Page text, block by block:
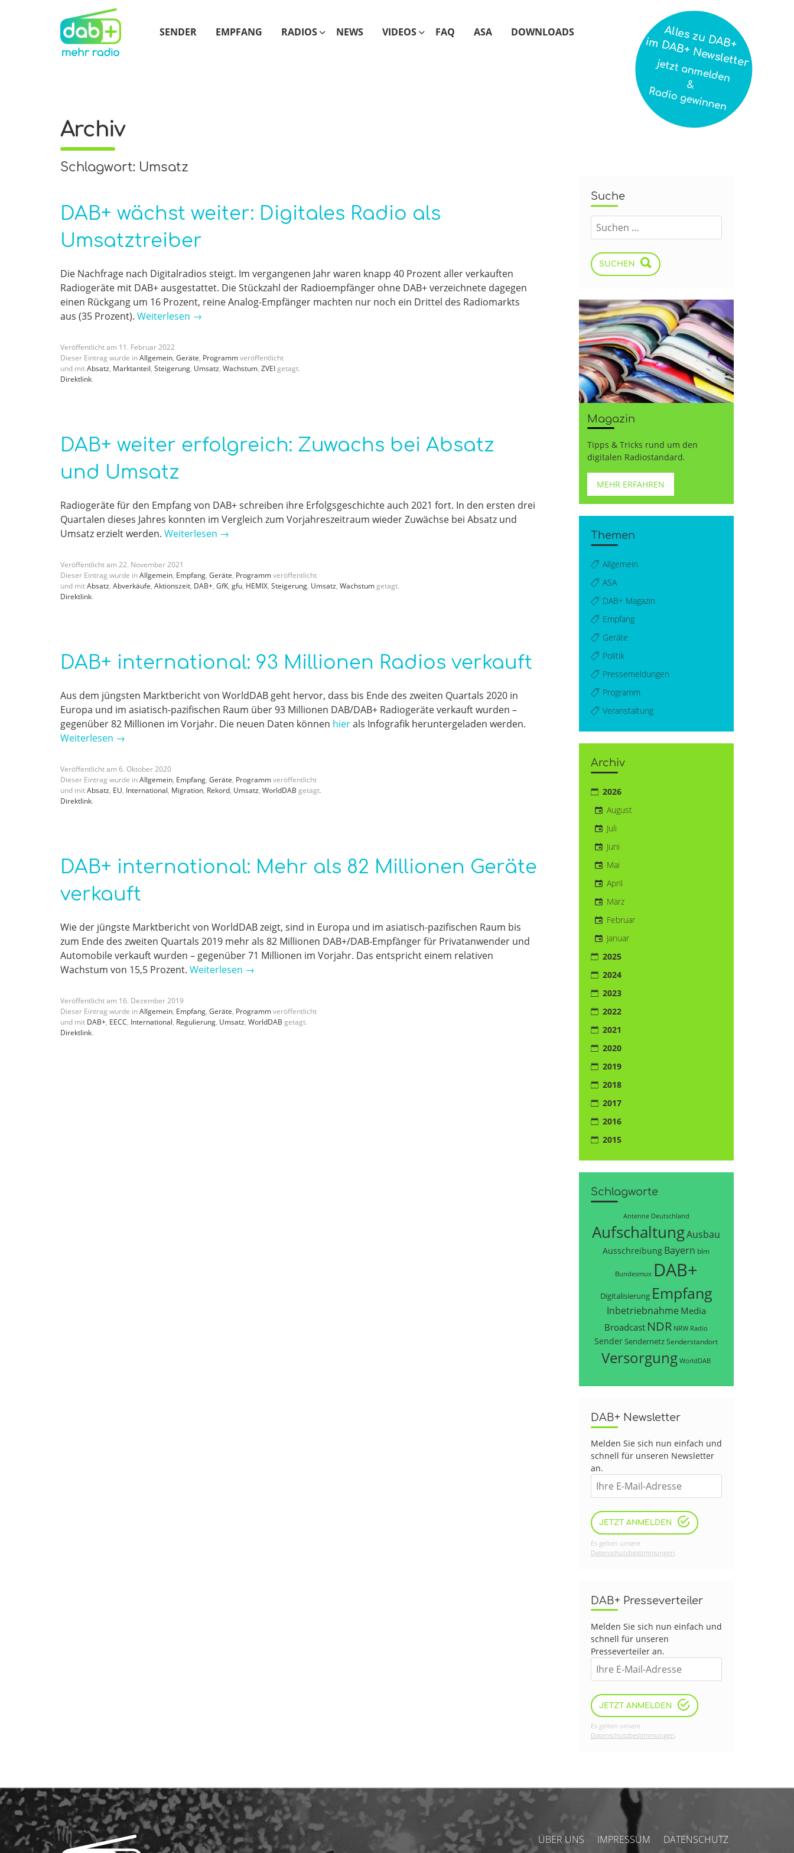
SENDER EMPFANG RADIOS NEWS VIDEOS FAQ ASA DOWNLOADS
Archiv
Schlagwort: Umsatz
DAB+ wächst weiter: Digitales Radio als
Umsatztreiber
Die Nachfrage nach Digitalradios steigt. Im vergangenen Jahr waren knapp 40 Prozent aller verkauften
Radiogeräte mit DAB+ ausgestattet. Die Stückzahl der Radioempfänger ohne DAB+ verzeichnete dagegen
einen Rückgang um 16 Prozent, reine Analog-Empfänger machten nur noch ein Drittel des Radiomarkts
aus (35 Prozent). Weiterlesen →
Veröffentlicht am 11 . Februar2022
Dieser Eintrag wurde inAllgemein, Geräte, Programmveröffentlicht
und mitAbsatz, Marktanteil, Steigerung, Umsatz, Wachstum, ZVEI getagt.
Direktlink.
DAB+ weiter erfolgreich: Zuwachs bei Absatz
und Umsatz
Radiogeräte für den Empfang von DAB+ schreiben ihre Erfolgsgeschichte auch 2021 fort. In den ersten drei
Quartalen dieses Jahres konnten im Vergleich zum Vorjahreszeitraum wieder Zuwächse bei Absatz und
Umsatz erzielt werden. Weiterlesen →
Veröffentlicht am 22. November2021
Dieser Eintrag wurde inAllgemein, Empfang, Geräte, Programmveröffentlicht
und mitAbsatz, Abverkäufe, Aktionszeit, DAB+, GfK, gfu, HEMIX, Steigerung, Umsatz, Wachstum getagt.
Direktlink.
DAB+ international: 93 Millionen Radios verkauft
Aus dem jüngsten Marktbericht von WorldDAB geht hervor, dass bis Ende des zweiten Quartals 2020 in
Europa und im asiatisch-pazifischen Raum über 93 Millionen DAB/DAB+ Radiogeräte verkauft wurden –
gegenüber 82 Millionen im Vorjahr. Die neuen Daten können hierals Infografik heruntergeladen werden.
Weiterlesen →
Veröffentlicht am 6. Oktober2020
Dieser Eintrag wurde inAllgemein, Empfang, Geräte, Programmveröffentlicht
und mitAbsatz, EU, International, Migration, Rekord, Umsatz, WorldDAB getagt.
Direktlink.
DAB+ international: Mehr als 82 Millionen Geräte
verkauft
Wie der jüngste Marktbericht von WorldDAB zeigt, sind in Europa und im asiatisch-pazifischen Raum bis
zum Ende des zweiten Quartals 2019 mehr als 82 Millionen DAB+/DAB-Empfänger für Privatanwender und
Automobile verkauft wurden – gegenüber 71 Millionen im Vorjahr. Das entspricht einem relativen
Wachstum von 15,5 Prozent. Weiterlesen →
Veröffentlicht am 16. Dezember2019
Dieser Eintrag wurde inAllgemein, Empfang, Geräte, Programmveröffentlicht
und mit DAB+, EECC, International, Regulierung, Umsatz, WorldDAB getagt.
Direktlink.
Suche
SUCHEN
Magazin
Tipps & Tricks rund um den
digitalen Radiostandard.
MEHR ERFAHREN
Themen
Allgemein
ASA
DAB+ Magazin
Empfang
Geräte
Politik
Pressemeldungen
Programm
Veranstaltung
Archiv
2026
August
Juli
Juni
Mai
April
März
Februar
Januar
2025
2024
2023
2022
2021
2020
2019
2018
2017
2016
2015
Schlagworte
Antenne Deutschland
AufschaltungAusbau
Ausschreibung Bayern blm
Bundesmux DAB+
Digitalisierung Empfang
Inbetriebnahme Media
Broadcast NDR NRW Radio
SenderSendernetzSenderstandort
Versorgung WorldDAB
DAB+ Newsletter
Melden Sie sich nun einfach und
schnell für unseren Newsletter
an.
JETZT ANMELDEN
Es gelten unsere
Datenschutzbestimmungen
DAB+ Presseverteiler
Melden Sie sich nun einfach und
schnell für unseren
Presseverteiler an.
JETZT ANMELDEN
Es gelten unsere
Datenschutzbestimmungen.
ÜBER UNS IMPRESSUM DATENSCHUTZ
Alles zu DAB+
im DAB+ Newsletter
jetzt anmelden
&
Radio gewinnen